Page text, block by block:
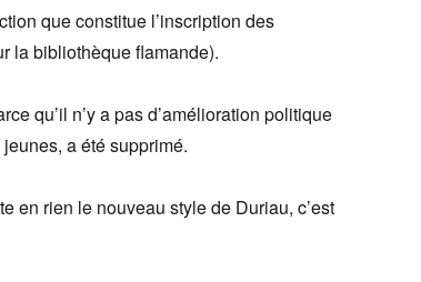
que consti­tue l’inscription des
la bibliothèque flamande).
qu’il n’y a pas d’amé­lioration politique
a été supprimé.
en rien le nouveau style de Duriau, c’est